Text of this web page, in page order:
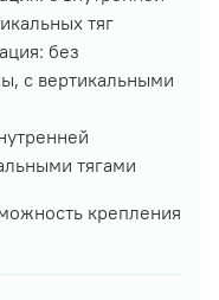
тяг
без
с вертикальными
тягами
крепления